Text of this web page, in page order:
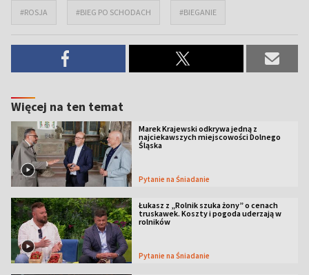
#ROSJA #BIEG PO SCHODACH #BIEGANIE
Więcej na ten temat
Marek Krajewski odkrywa jedną z
najciekawszych miejscowości Dolnego
Śląska
Pytanie na Śniadanie
Łukasz z „Rolnik szuka żony” o cenach
truskawek. Koszty i pogoda uderzają w
rolników
Pytanie na Śniadanie